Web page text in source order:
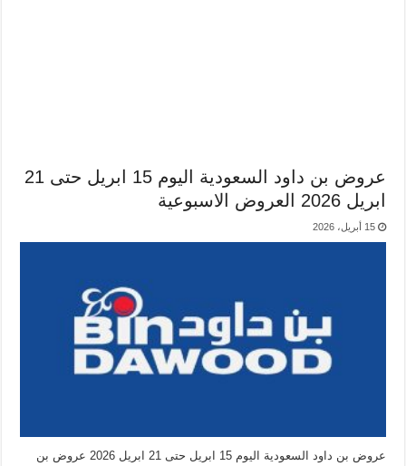
عروض بن داود السعودية اليوم 15 ابريل حتى 21
ابريل 2026 العروض الاسبوعية
15 أبريل، 2026
عروض بن داود السعودية اليوم 15 ابريل حتى 21 ابريل 2026 عروض بن